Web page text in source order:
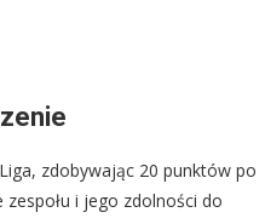
zdobywając 20 punktów po
i jego zdolności do